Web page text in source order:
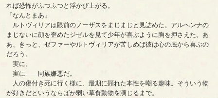
れば恐怖がふつふつと浮かび上がる。
「なんとまあ」
ルトヴィリアは眼前のノーザスをまじまじと見詰めた。アルヘンナの
まじないに顔を歪めたジゼルを見て少年が喜ぶように胸を押さえた。あ
あ、きっと、ゼファーやルトヴィリアが苦しめば彼は心の底から喜ぶの
だろう。
実に。
実に――同族嫌悪だ。
人の傷付き死に行く様に、最期に顕れた本性を嘲る趣味。そういう物
が好きだというならばか弱い草食動物を演じるまで。